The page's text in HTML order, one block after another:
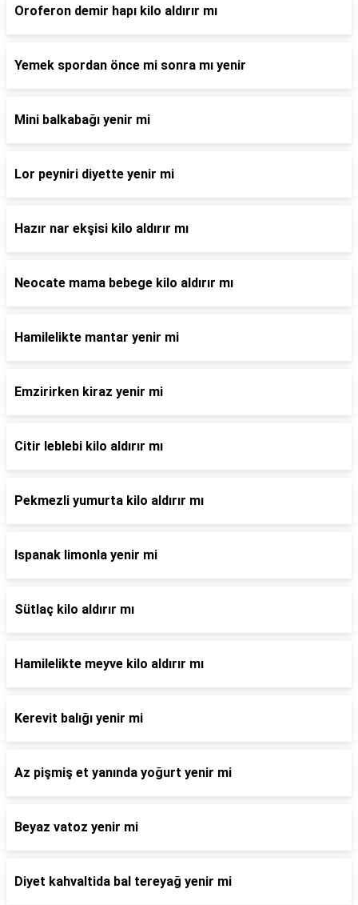
Oroferon demir hapı kilo aldırır mı
Yemek spordan önce mi sonra mı yenir
Mini balkabağı yenir mi
Lor peyniri diyette yenir mi
Hazır nar ekşisi kilo aldırır mı
Neocate mama bebege kilo aldırır mı
Hamilelikte mantar yenir mi
Emzirirken kiraz yenir mi
Citir leblebi kilo aldırır mı
Pekmezli yumurta kilo aldırır mı
Ispanak limonla yenir mi
Sütlaç kilo aldırır mı
Hamilelikte meyve kilo aldırır mı
Kerevit balığı yenir mi
Az pişmiş et yanında yoğurt yenir mi
Beyaz vatoz yenir mi
Diyet kahvaltida bal tereyağ yenir mi